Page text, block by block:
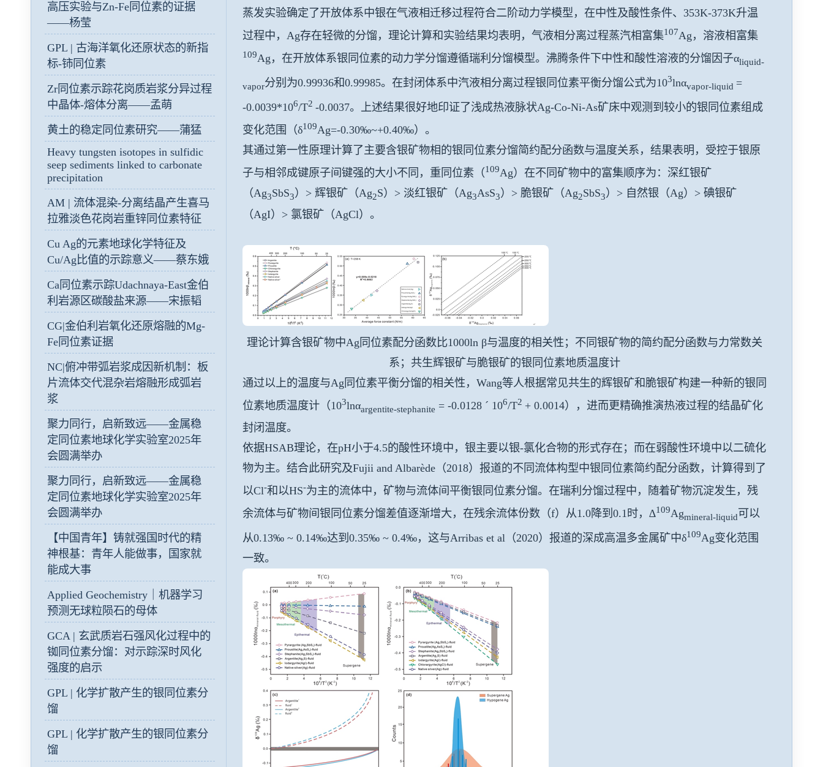
高压实验与Zn-Fe同位素的证据
——杨莹
GPL | 古海洋氧化还原状态的新指
标-铈同位素
Zr同位素示踪花岗质岩浆分异过程
中晶体-熔体分离——孟萌
黄土的稳定同位素研究——蒲猛
Heavy tungsten isotopes in sulfidic
seep sediments linked to carbonate
precipitation
AM | 流体混染-分离结晶产生喜马
拉雅淡色花岗岩重锌同位素特征
Cu Ag的元素地球化学特征及
Cu/Ag比值的示踪意义——蔡东娥
Ca同位素示踪Udachnaya-East金伯
利岩源区碳酸盐来源——宋振韬
CG|金伯利岩氧化还原熔融的Mg-
Fe同位素证据
NC|俯冲带弧岩浆成因新机制：板
片流体交代混杂岩熔融形成弧岩
浆
聚力同行，启新致远——金属稳
定同位素地球化学实验室2025年
会圆满举办
聚力同行，启新致远——金属稳
定同位素地球化学实验室2025年
会圆满举办
【中国青年】铸就强国时代的精
神根基：青年人能做事，国家就
能成大事
Applied Geochemistry｜机器学习
预测无球粒陨石的母体
GCA | 玄武质岩石强风化过程中的
铷同位素分馏：对示踪深时风化
强度的启示
GPL | 化学扩散产生的银同位素分
馏
GPL | 化学扩散产生的银同位素分
馏
蒸发实验确定了开放体系中银在气液相迁移过程符合二阶动力学模型，在中性及酸性条件、353K-373K升温
过程中，Ag存在轻微的分馏，理论计算和实验结果均表明，气液相分离过程蒸汽相富集107Ag，溶液相富集
109Ag，在开放体系银同位素的动力学分馏遵循瑞利分馏模型。沸腾条件下中性和酸性溶液的分馏因子αliquid-
vapor分别为0.99936和0.99985。在封闭体系中汽液相分离过程银同位素平衡分馏公式为103lnαvapor-liquid =
-0.0039*106/T2 -0.0037。上述结果很好地印证了浅成热液脉状Ag-Co-Ni-As矿床中观测到较小的银同位素组成
变化范围（δ109Ag=-0.30‰~+0.40‰）。
其通过第一性原理计算了主要含银矿物相的银同位素分馏简约配分函数与温度关系，结果表明，受控于银原
子与相邻成键原子间键强的大小不同，重同位素（109Ag）在不同矿物中的富集顺序为：深红银矿
（Ag3SbS3）> 辉银矿（Ag2S）> 淡红银矿（Ag3AsS3）> 脆银矿（Ag2SbS3）> 自然银（Ag）> 碘银矿
（AgI）> 氯银矿（AgCl）。
理论计算含银矿物中Ag同位素配分函数比1000ln β与温度的相关性；不同银矿物的简约配分函数与力常数关
系；共生辉银矿与脆银矿的银同位素地质温度计
通过以上的温度与Ag同位素平衡分馏的相关性，Wang等人根据常见共生的辉银矿和脆银矿构建一种新的银同
位素地质温度计（103lnαargentite-stephanite = -0.0128 ´ 106/T2 + 0.0014），进而更精确推演热液过程的结晶矿化
封闭温度。
依据HSAB理论，在pH小于4.5的酸性环境中，银主要以银-氯化合物的形式存在；而在弱酸性环境中以二硫化
物为主。结合此研究及Fujii and Albarède（2018）报道的不同流体构型中银同位素简约配分函数，计算得到了
以Cl-和以HS-为主的流体中，矿物与流体间平衡银同位素分馏。在瑞利分馏过程中，随着矿物沉淀发生，残
余流体与矿物间银同位素分馏差值逐渐增大，在残余流体份数（f）从1.0降到0.1时，∆109Agmineral-liquid 可以
从0.13‰ ~ 0.14‰达到0.35‰ ~ 0.4‰，这与Arribas et al（2020）报道的深成高温多金属矿中δ109Ag变化范围
一致。